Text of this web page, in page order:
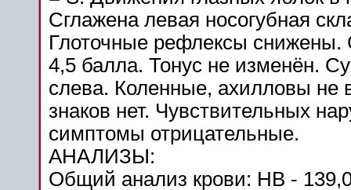
Сглажена левая носогубная
Глоточные рефлексы снижены.
4,5 балла. Тонус не изменён.
слева. Коленные, ахилловы не
знаков нет. Чувствительных
симптомы отрицательные.
АНАЛИЗЫ:
Общий анализ крови: НВ -